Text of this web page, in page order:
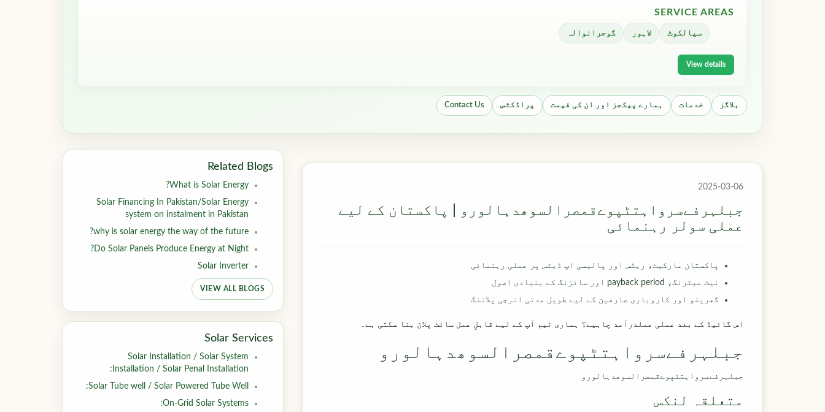
SERVICE AREAS
سیالکوٹ لاہور گوجرانوالہ
View details
بلاگز خدمات ہمارے پیکجز اور ان کی قیمت پراڈکٹس Contact Us
2025-03-06
جبلہرفےسرواہتٹپوےقمصرالسوھدہالورو | پاکستان کے لیے
عملی سولر رہنمائی
پاکستان مارکیٹ، ریٹس اور پالیسی اپ ڈیٹس پر عملی رہنمائی
نیٹ میٹرنگ، payback period اور سائزنگ کے بنیادی اصول
گھریلو اور کاروباری صارفین کے لیے طویل مدتی انرجی پلاننگ
اس گائیڈ کے بعد عملی عملدرآمد چاہیے؟ ہماری ٹیم آپ کے لیے قابلِ عمل سائٹ پلان بنا سکتی ہے۔
جبلہرفےسرواہتٹپوےقمصرالسوھدہالورو
جبلہرفےسرواہتٹپوےقمصرالسوھدہالورو
متعلقہ لنکس
Related Blogs
What is Solar Energy?
Solar Financing In Pakistan/Solar Energy
system on instalment in Pakistan
why is solar energy the way of the future?
Do Solar Panels Produce Energy at Night?
Solar Inverter
VIEW ALL BLOGS
Solar Services
Solar Installation / Solar System
Installation / Solar Penal Installation:
Solar Tube well / Solar Powered Tube Well:
On-Grid Solar Systems: